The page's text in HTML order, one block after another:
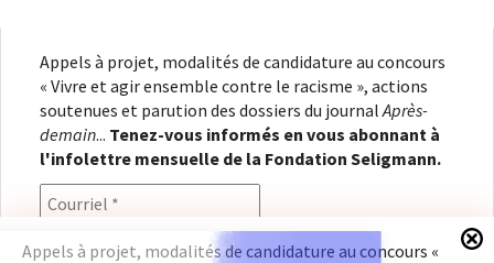
Appels à projet, modalités de candidature au concours
« Vivre et agir ensemble contre le racisme », actions
soutenues et parution des dossiers du journalAprès-
demain... Tenez-vous informés en vous abonnant à
l'infolettre mensuelle de la Fondation Seligmann.
Appels à projet, modalités de candidature au concours «